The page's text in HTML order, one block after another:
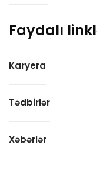
Faydalı
Karyera
Tədbirlər
Xəbərlər